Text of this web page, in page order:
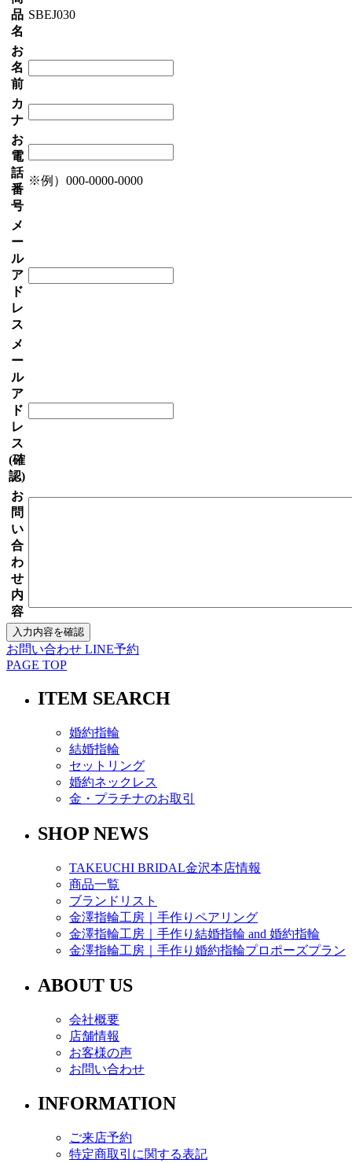
品
名
SBEJ030
お
名
前
カ
ナ
お
電
話
番
号
※例）000-0000-0000
メ
ー
ル
ア
ド
レ
ス
メ
ー
ル
ア
ド
レ
ス
(確
認)
お
問
い
合
わ
せ
内
容
お問い合わせ LINE予約
PAGE TOP
ITEM SEARCH
婚約指輪
結婚指輪
セットリング
婚約ネックレス
金・プラチナのお取引
SHOP NEWS
TAKEUCHI BRIDAL金沢本店情報
商品一覧
ブランドリスト
金澤指輪工房｜手作りペアリング
金澤指輪工房｜手作り結婚指輪 and 婚約指輪
金澤指輪工房｜手作り婚約指輪プロポーズプラン
ABOUT US
会社概要
店舗情報
お客様の声
お問い合わせ
INFORMATION
ご来店予約
特定商取引に関する表記